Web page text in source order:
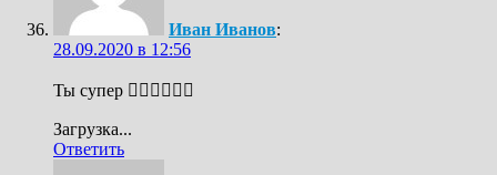
Иван Иванов:
28.09.2020 в 12:56
Ты супер 👍🏻👍🏻👍🏻
Загрузка...
Ответить